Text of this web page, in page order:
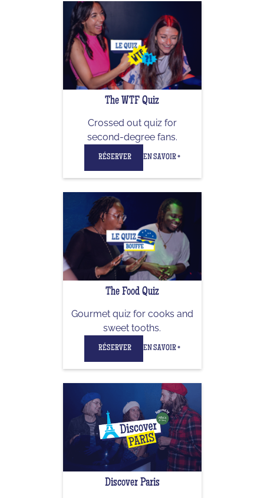
The WTF Quiz
Crossed out quiz for
second-degree fans.
RÉSERVER EN SAVOIR +
The Food Quiz
Gourmet quiz for cooks and
sweet tooths.
RÉSERVER EN SAVOIR +
Discover Paris